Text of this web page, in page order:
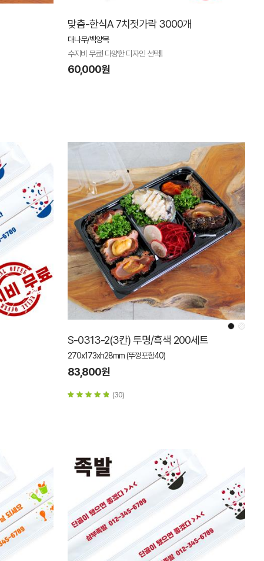
맞춤-한식A 7치젓가락 3000개
대나무/백양목
수지비 무료! 다양한 디자인 선택!!
60,000원
S-0313-2(3칸) 투명/흑색 200세트
270x173xh28mm (뚜껑포함40)
83,800원
(30)